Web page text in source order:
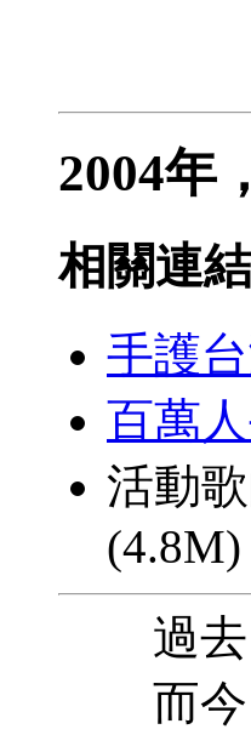
2004年
相關連結
手護
百萬
活動
(4.8M)
過去，
而今